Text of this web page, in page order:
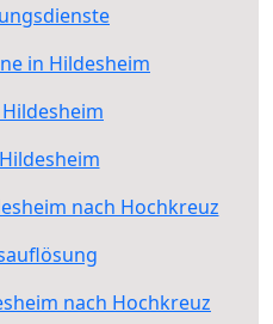
in Hildesheim
nach Hochkreuz
nach Hochkreuz